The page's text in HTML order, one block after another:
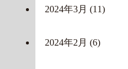
2024年3月 (11)
2024年2月 (6)